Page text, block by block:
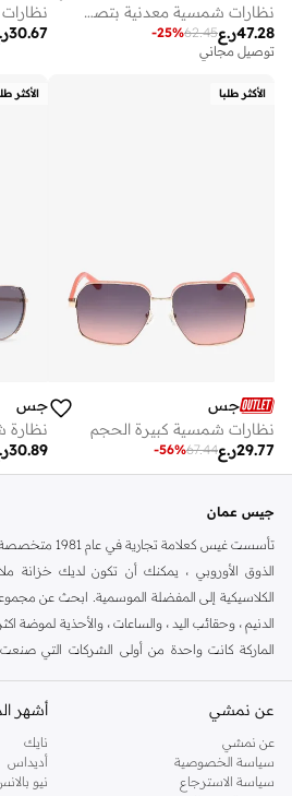
نظارات شمسية معدنية بتصميم مميز
ر.ع47.28
62.45
-25%
توصيل مجاني
30.67
الأكثر طلبا
جس
نظارات شمسية كبيرة الحجم
ر.ع29.77
67.44
-56%
الأكثر
جس
30.89
جيس عمان
تأسست غيس
الذوق الأوروبي ، يمكنك أن تكون لديك خزانة
الكلاسيكية إلى المفضلة الموسمية. ابحث عن
الدنيم ، وحقائب اليد ، والساعات ، والأحذية لموضة
الماركة كانت واحدة من أولى الشركات التي
فالجينز يبقي ضروريًا لأي متابع لصيحات الموضة.
يوجد لدينا في متجر نمشي ، لدينا مجموعة كاملة من
مستوى جديد تمامًا من التطور.فبالنسبة للسيدات ،
بلوزات طويلة الأكمام ذات نقوش ، واحذية عالية ،
عن نمشي
عن نمشي
سياسة الخصوصية
سياسة الاسترجاع
أشهر
نايك
أديداس
نيو